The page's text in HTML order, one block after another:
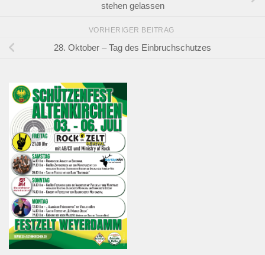
stehen gelassen
VORHERIGER BEITRAG
28. Oktober – Tag des Einbruchschutzes